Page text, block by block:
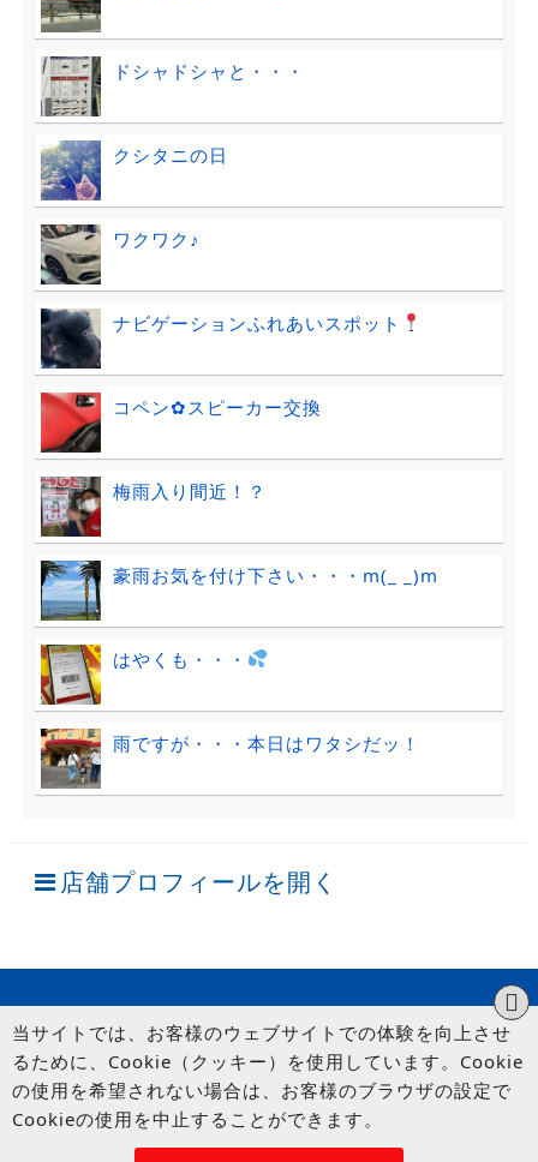
ドシャドシャと・・・
クシタニの日
ワクワク♪
ナビゲーションふれあいスポット
コペン✿スピーカー交換
梅雨入り間近！？
豪雨お気を付け下さい・・・m(_ _)m
はやくも・・・
雨ですが・・・本日はワタシだッ！
店舗プロフィールを開く
© UP GARAGE GROUP Co., Ltd.
当サイトでは、お客様のウェブサイトでの体験を向上させ
るために、Cookie（クッキー）を使用しています。Cookie
の使用を希望されない場合は、お客様のブラウザの設定で
Cookieの使用を中止することができます。